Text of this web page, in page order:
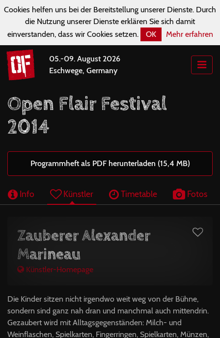
Cookies helfen uns bei der Bereitstellung unserer Dienste. Durch
die Nutzung unserer Dienste erklären Sie sich damit
einverstanden, dass wir Cookies setzen.
OK Mehr erfahren
05.-09. August 2026
Eschwege, Germany
Open Flair Festival
2014
Programmheft als PDF herunterladen (15,4 MB)
Info Künstler Timetable Fotos
Zauberer Alexander
Marineau
Künstler-Homepage
Die Kinder sitzen nicht irgendwo weit weg von der Bühne,
sondern sind ganz nah dran und manchmal auch mittendrin.
Gezaubert wird mit Alltagsgegenständen: Milch- und
Weinflaschen, Spielkarten, Fingerringen, Spielkarten, Münzen,